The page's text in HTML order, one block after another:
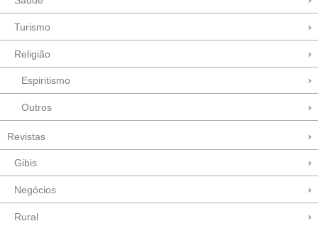
Turismo
Religião
Espiritismo
Outros
Revistas
Gibis
Negócios
Rural